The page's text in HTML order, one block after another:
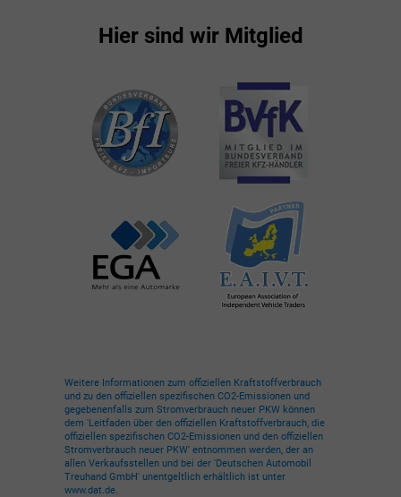
Hier sind wir Mitglied
Weitere Informationen zum offiziellen Kraftstoffverbrauch
und zu den offiziellen spezifischen CO2-Emissionen und
gegebenenfalls zum Stromverbrauch neuer PKW können
dem 'Leitfaden über den offiziellen Kraftstoffverbrauch, die
offiziellen spezifischen CO2-Emissionen und den offiziellen
Stromverbrauch neuer PKW' entnommen werden, der an
allen Verkaufsstellen und bei der 'Deutschen Automobil
Treuhand GmbH' unentgeltlich erhältlich ist unter
www.dat.de.